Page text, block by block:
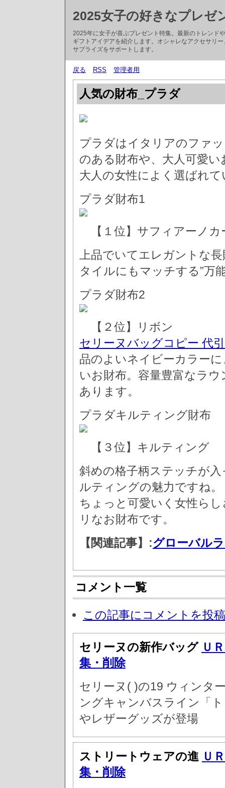
2025女子の好きなプレゼ
2025年に女子が喜ぶプレゼント特集。最新のトレンド
ギフトアイデアを紹介します。オシャレなアクセサリ
サプライズをサポートします。
戻る RSS 管理者用
人気の財布_プラダ
プラダはイタリアのファ
のある財布や、大人可愛
大人の女性によく選ばれ
プラダ財布1
【１位】サフィアーノ
上品でいてエレガントな
タイルにもマッチする”万
プラダ財布2
【２位】リボン
セリーヌバッグコピー 代
品のよいネイビーカラー
いお財布。容量豊富なラ
あります。
プラダキルティング財布
【３位】キルティング
斜めの格子柄ステッチが
ルティングの魅力ですね。
ちょっと可愛いく女性ら
リなお財布です。
【関連記事】:グローバル
コメント一覧
この記事にコメントを投
セリーヌの新作バッグ Ｕ
集・削除
セリーヌ( )の19 ウィンタ
ングキャンバスライン「
やレザーグッズが登場
ストリートウェアの進 Ｕ
集・削除